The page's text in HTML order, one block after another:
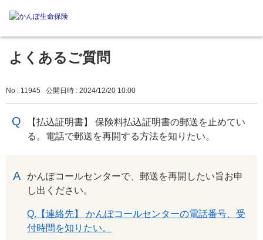
よくあるご質問
No : 11945 公開日時 : 2024/12/20 10:00
【払込証明書】 保険料払込証明書の郵送を止めてい
る。電話で郵送を再開する方法を知りたい。
かんぽコールセンターで、郵送を再開したい旨お申
し出ください。
Q.【連絡先】 かんぽコールセンターの電話番号、受
付時間を知りたい。